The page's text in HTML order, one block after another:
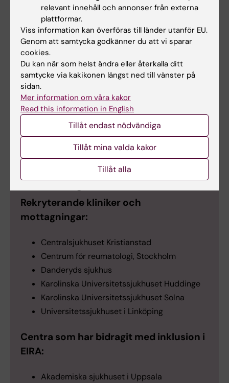
ledsjukdom följs upp med enkäter ett
respektive två år efter grundenkäten.
Enkäterna innehåller framför allt frågor om
levnadsvanor efter diagnos och berör
områden såsom fysisk aktivitet, tobaksvanor,
familjeförhållanden, matvanor, medicinering
och yrkesbeskrivning. Dessutom tillfrågas
deltagarna om att lämna blodprover, via
utskick av blodprovskit som tas med till
närmaste provtagningscentral.
Reumatologenheter
Rekryterande kliniker och
mottagningar:
Centralsjukhuset Kristianstad
Centrum för reumatologi, Stockholm
Danderyds sjukhus
Karolinska Universitetssjukhuset Huddinge
Karolinska Universitetssjukhuset Solna
Universitetssjukhuset i Linköping
Centra som har bidragit med inklusion i
EIRA:
Akademiska sjukhuset i Uppsala
relevant innehåll och annonser från externa
plattformar.
Viss information kan överföras till länder utanför EU.
Genom att samtycka godkänner du att vi sparar
cookies.
Du kan när som helst ändra eller återkalla ditt
samtycke via kakikonen längst ned till vänster på
sidan.
Mer information om våra kakor
Read this information in English
Tillåt endast nödvändiga
Tillåt mina valda kakor
Tillåt alla